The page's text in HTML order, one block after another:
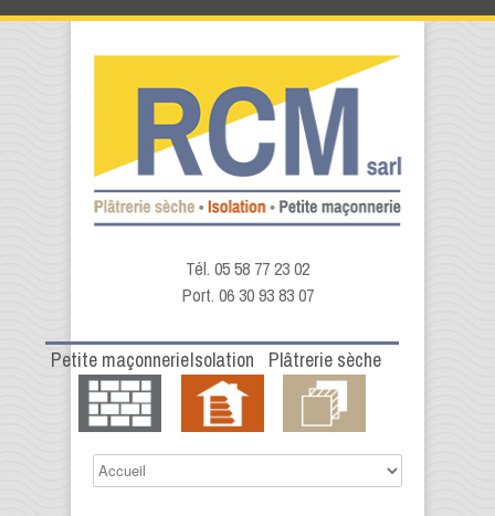
Tél. 05 58 77 23 02
Port. 06 30 93 83 07
Petite maçonnerieIsolation Plâtrerie sèche